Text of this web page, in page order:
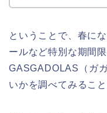
ということで、春に
ールなど特別な期間
GASGADOLAS（ガ
いかを調べてみるこ